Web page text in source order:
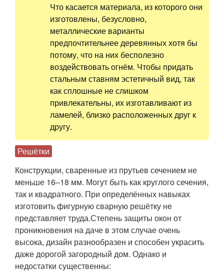
Что касается материала, из которого они
изготовлены, безусловно,
металлические варианты
предпочтительнее деревянных хотя бы
потому, что на них бесполезно
воздействовать огнём. Чтобы придать
стальным ставням эстетичный вид, так
как сплошные не слишком
привлекательны, их изготавливают из
ламелей, близко расположенных друг к
другу.
Решётки
Конструкции, сваренные из прутьев сечением не
меньше 16–18 мм. Могут быть как круглого сечения,
так и квадратного. При определённых навыках
изготовить фигурную сварную решётку не
представляет труда.Степень защиты окон от
проникновения на даче в этом случае очень
высока, дизайн разнообразен и способен украсить
даже дорогой загородный дом. Однако и
недостатки существенны: